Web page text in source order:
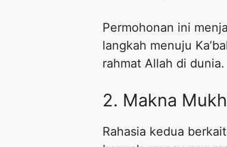
Permohonan ini
langkah menuju
rahmat Allah di dunia.
2. Makna
Rahasia kedua